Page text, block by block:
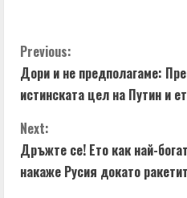
C
o
n
t
Previous:
Дори и не предполагаме:
истинската цел на Путин и
Next:
Дръжте се! Ето как най-
накаже Русия докато